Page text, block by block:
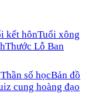
kết hônTuổi xông
Thước Lỗ Ban
Thần số họcBản đồ
cung hoàng đạo